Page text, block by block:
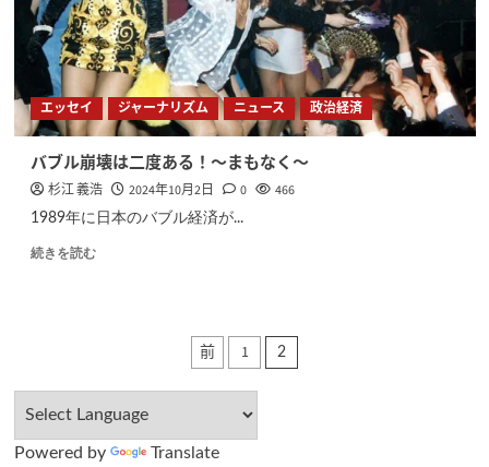
エッセイ ジャーナリズム ニュース 政治経済
バブル崩壊は二度ある！〜まもなく〜
杉江 義浩 2024年10月2日 0 466
1989年に日本のバブル経済が...
続きを読む
投
稿
の
前 1 2
Powered by Translate